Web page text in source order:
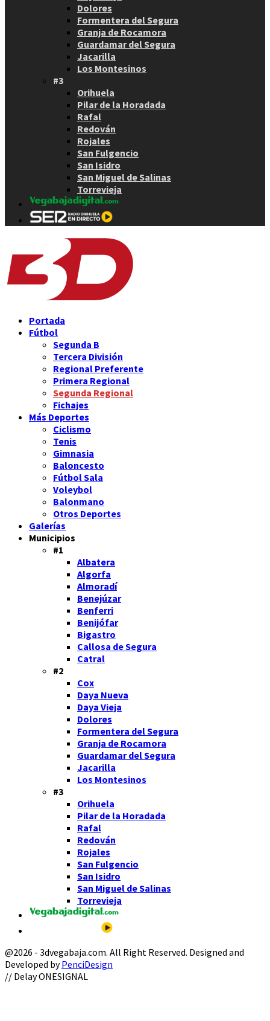
Dolores
Formentera del Segura
Granja de Rocamora
Guardamar del Segura
Jacarilla
Los Montesinos
#3
Orihuela
Pilar de la Horadada
Rafal
Redován
Rojales
San Fulgencio
San Isidro
San Miguel de Salinas
Torrevieja
Portada
Fútbol
Segunda B
Tercera División
Regional Preferente
Primera Regional
Segunda Regional
Fichajes
Más Deportes
Ciclismo
Tenis
Gimnasia
Baloncesto
Fútbol Sala
Voleybol
Balonmano
Otros Deportes
Galerías
Municipios
#1
Albatera
Algorfa
Almoradí
Benejúzar
Benferri
Benijófar
Bigastro
Callosa de Segura
Catral
#2
Cox
Daya Nueva
Daya Vieja
Dolores
Formentera del Segura
Granja de Rocamora
Guardamar del Segura
Jacarilla
Los Montesinos
#3
Orihuela
Pilar de la Horadada
Rafal
Redován
Rojales
San Fulgencio
San Isidro
San Miguel de Salinas
Torrevieja
@2026 - 3dvegabaja.com. All Right Reserved. Designed and
Developed byPenciDesign
Facebook
Twitter
Instagram
Youtube
Email
// Delay ONESIGNAL